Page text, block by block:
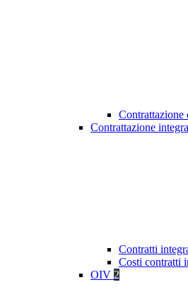
Contrattazione
Contrattazione
Contratti
Costi contratti
OIV 2